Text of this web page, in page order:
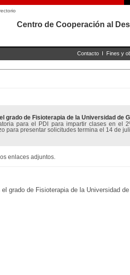
Centro de Cooperación al
Contacto I Fines y
grado de Fisioterapia de la Universidad de
para el PDI para impartir clases en el
para presentar solicitudes termina el 14 de
enlaces adjuntos.
grado de Fisioterapia de la Universidad